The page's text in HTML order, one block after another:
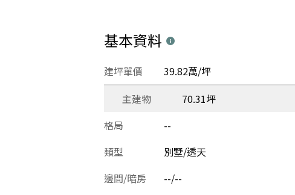
基本資料
建坪單價 39.82萬/坪
主建物
70.31坪
格局
--
類型
別墅/透天
邊間/暗房 --/--